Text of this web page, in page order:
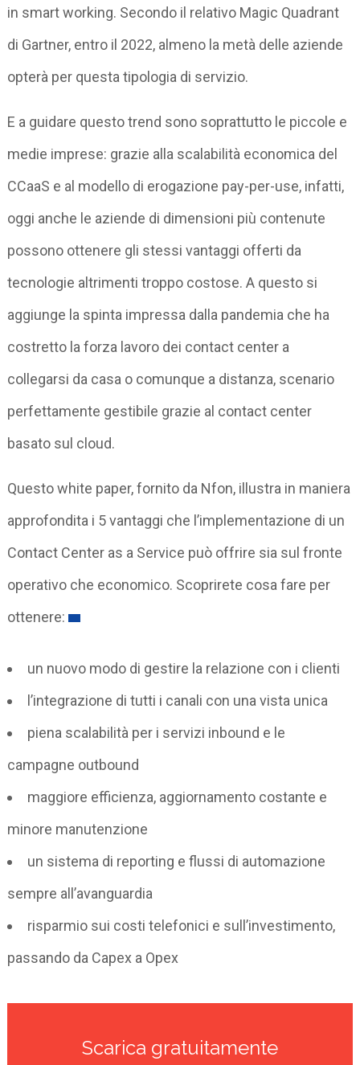
in smart working. Secondo il relativo Magic Quadrant
di Gartner, entro il 2022, almeno la metà delle aziende
opterà per questa tipologia di servizio.
E a guidare questo trend sono soprattutto le piccole e
medie imprese: grazie alla scalabilità economica del
CCaaS e al modello di erogazione pay-per-use, infatti,
oggi anche le aziende di dimensioni più contenute
possono ottenere gli stessi vantaggi offerti da
tecnologie altrimenti troppo costose. A questo si
aggiunge la spinta impressa dalla pandemia che ha
costretto la forza lavoro dei contact center a
collegarsi da casa o comunque a distanza, scenario
perfettamente gestibile grazie al contact center
basato sul cloud.
Questo white paper, fornito da Nfon, illustra in maniera
approfondita i 5 vantaggi che l’implementazione di un
Contact Center as a Service può offrire sia sul fronte
operativo che economico. Scoprirete cosa fare per
ottenere:
un nuovo modo di gestire la relazione con i clienti
l’integrazione di tutti i canali con una vista unica
piena scalabilità per i servizi inbound e le
campagne outbound
maggiore efficienza, aggiornamento costante e
minore manutenzione
un sistema di reporting e flussi di automazione
sempre all’avanguardia
risparmio sui costi telefonici e sull’investimento,
passando da Capex a Opex
Scarica gratuitamente